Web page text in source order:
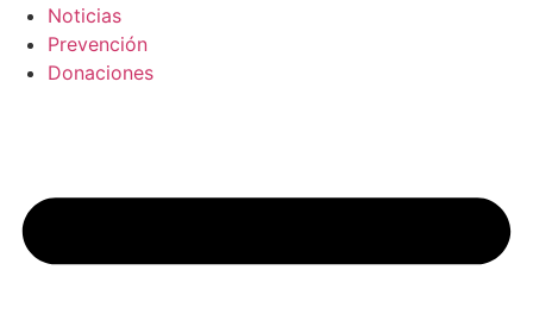
Noticias
Prevención
Donaciones